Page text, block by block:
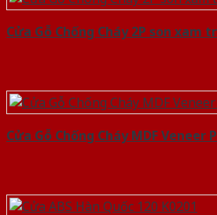
Cửa Gỗ Chống Cháy 2P son xam
Cửa Gỗ Chống Cháy MDF Veneer